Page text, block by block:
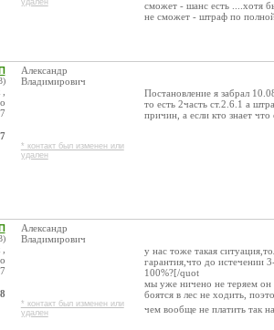
удален
сможет - шанс есть ....хотя
не сможет - штраф по
Александр
Владимирович
* контакт был изменен или
удален
Постановление я забрал
то есть 2часть ст.2.6.1 а
причин, а если кто знает
Александр
Владимирович
* контакт был изменен или
удален
у нас тоже такая
гарантия,что до истечении
100%?[/quot
мы уже ничено не теряем он
боятся в лес не ходить,
чем вообще не платить так